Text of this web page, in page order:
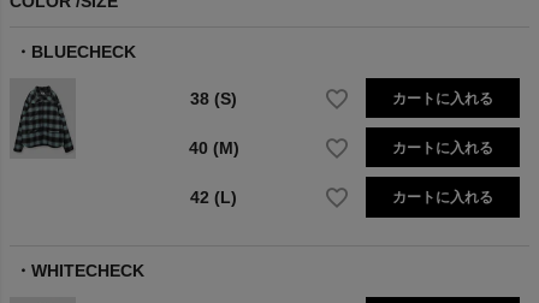
BLUECHECK
38 (S) カートに入れる
40 (M) カートに入れる
42 (L) カートに入れる
WHITECHECK